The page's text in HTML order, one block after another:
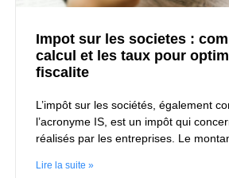
Impot sur les societes :
calcul et les taux pour
fiscalite
L’impôt sur les sociétés, également
l’acronyme IS, est un impôt qui
réalisés par les entreprises. Le
Lire la suite »